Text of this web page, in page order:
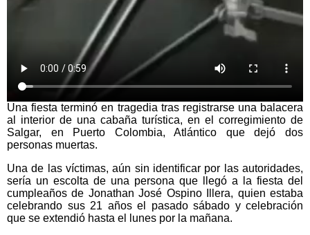
Una fiesta terminó en tragedia tras registrarse una balacera
al interior de una cabaña turística, en el corregimiento de
Salgar, en Puerto Colombia, Atlántico que dejó dos
personas muertas.
Una de las víctimas, aún sin identificar por las autoridades,
sería un escolta de una persona que llegó a la fiesta del
cumpleaños de Jonathan José Ospino Illera, quien estaba
celebrando sus 21 años el pasado sábado y celebración
que se extendió hasta el lunes por la mañana.